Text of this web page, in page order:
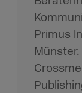
Primus